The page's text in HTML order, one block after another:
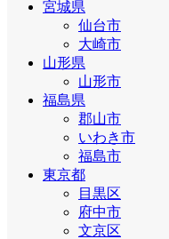
宮城県
仙台市
大崎市
山形県
山形市
福島県
郡山市
いわき市
福島市
東京都
目黒区
府中市
文京区